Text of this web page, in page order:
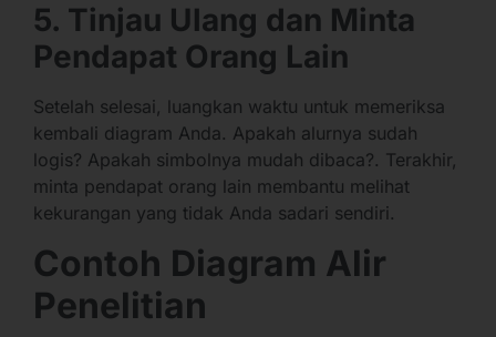
5. Tinjau Ulang dan Minta
Pendapat Orang Lain
Setelah selesai, luangkan waktu untuk memeriksa
kembali diagram Anda. Apakah alurnya sudah
logis? Apakah simbolnya mudah dibaca?. Terakhir,
minta pendapat orang lain membantu melihat
kekurangan yang tidak Anda sadari sendiri.
Contoh Diagram Alir
Penelitian